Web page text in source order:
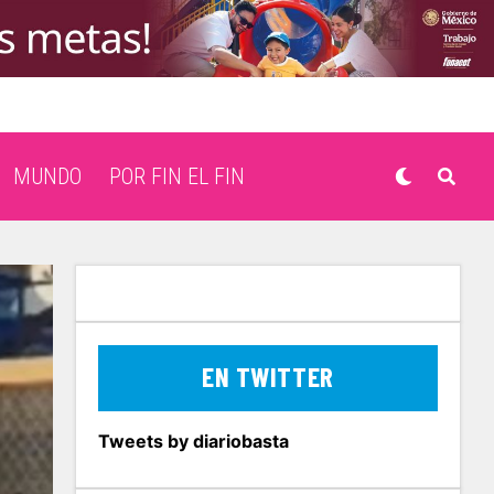
MUNDO POR FIN EL FIN
EN TWITTER
Tweets by diariobasta